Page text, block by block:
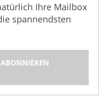
Ihre Mailbox
spannendsten